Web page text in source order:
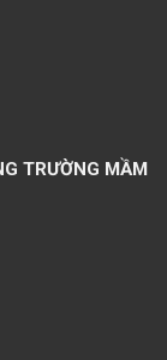
TRƯỜNG MẦM